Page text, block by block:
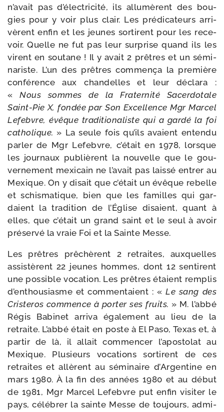
n’avait pas d’électricité, ils allu­mèrent des bou­
gies pour y voir plus clair. Les pré­di­ca­teurs arri­
vèrent enfin et les jeunes sor­tirent pour les rece­
voir. Quelle ne fut pas leur sur­prise quand ils les
virent en sou­tane ! Il y avait 2 prêtres et un sémi­
na­riste. L’un des prêtres com­men­ça la pre­mière
confé­rence aux chan­delles et leur décla­ra :
« Nous sommes de la Fraternité Sacerdotale
Saint-​Pie X, fon­dée par Son Excellence Mgr Marcel
Lefebvre, évêque tra­di­tio­na­liste qui a gar­dé la foi
catho­lique. » La seule fois qu’ils avaient enten­du
par­ler de Mgr Lefebvre, c’était en 1978, lorsque
les jour­naux publièrent la nou­velle que le gou­
ver­ne­ment mexi­cain ne l’avait pas lais­sé entrer au
Mexique. On y disait que c’était un évêque rebelle
et schis­ma­tique, bien que les familles qui gar­
daient la tra­di­tion de l’Église disaient, quant à
elles, que c’était un grand saint et le seul à avoir
pré­ser­vé la vraie Foi et la Sainte Messe.
Les prêtres prê­chèrent 2 retraites, aux­quelles
assis­tèrent 22 jeunes hommes, dont 12 sen­tirent
une pos­sible voca­tion. Les prêtres étaient rem­plis
d’enthousiasme et com­men­taient : « Le sang des
Cristeros com­mence à por­ter ses fruits. » M. l’abbé
Régis Babinet arri­va éga­le­ment au lieu de la
retraite. L’abbé était en poste à El Paso, Texas et, à
par­tir de là, il allait com­men­cer l’apostolat au
Mexique. Plusieurs voca­tions sor­tirent de ces
retraites et allèrent au sémi­naire d’Argentine en
mars 1980. À la fin des années 1980 et au début
de 1981, Mgr Marcel Lefebvre put enfin visi­ter le
pays, célé­brer la sainte Messe de tou­jours, admi­